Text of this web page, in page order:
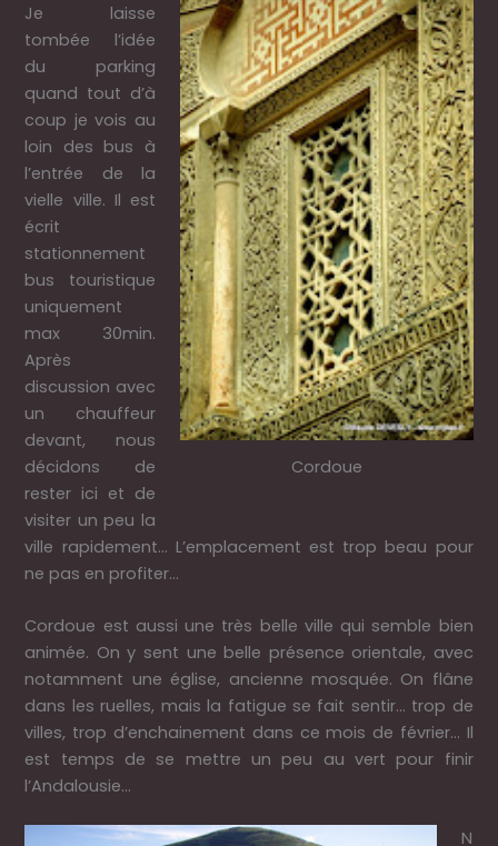
Cordoue
Je laisse
tombée l’idée
du parking
quand tout d’à
coup je vois au
loin des bus à
l’entrée de la
vielle ville. Il est
écrit
stationnement
bus touristique
uniquement
max 30min.
Après
discussion avec
un chauffeur
devant, nous
décidons de
rester ici et de
visiter un peu la
ville rapidement… L’emplacement est trop beau pour
ne pas en profiter…
Cordoue est aussi une très belle ville qui semble bien
animée. On y sent une belle présence orientale, avec
notamment une église, ancienne mosquée. On flâne
dans les ruelles, mais la fatigue se fait sentir… trop de
villes, trop d’enchainement dans ce mois de février… Il
est temps de se mettre un peu au vert pour finir
l’Andalousie…
N